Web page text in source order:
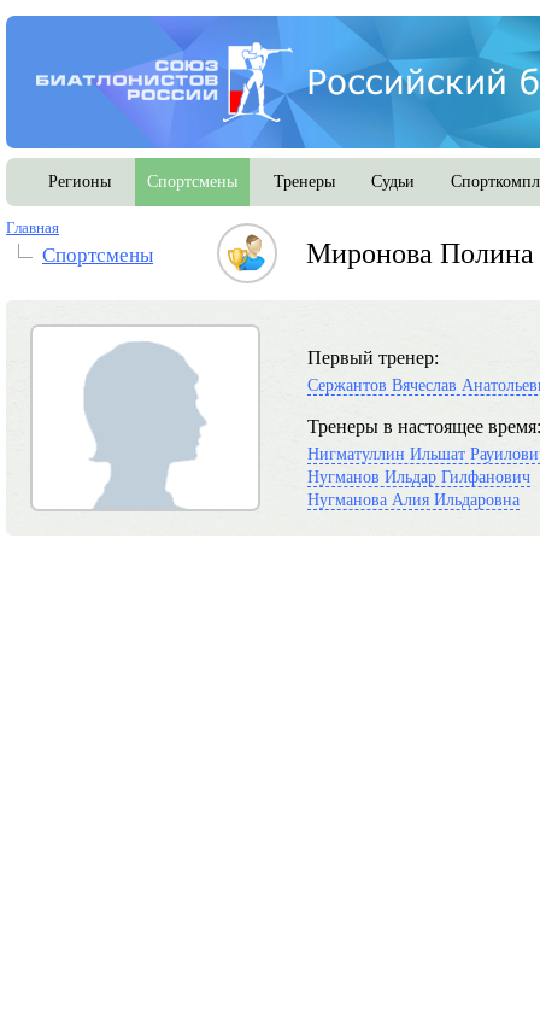
Регионы Спортсмены Тренеры Судьи
Главная
Спортсмены Миронова Полина
Первый тренер:
Сержантов Вячеслав
Тренеры в настоящее время:
Нигматуллин Ильшат
Нугманов Ильдар Гилфанович
Нугманова Алия Ильдаровна